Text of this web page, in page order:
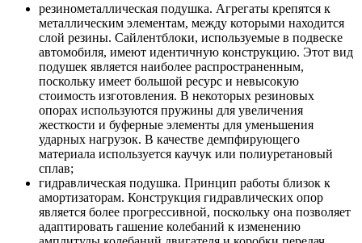
резинометаллическая подушка. Агрегаты крепятся к
металлическим элементам, между которыми находится
слой резины. Сайлентблоки, используемые в подвеске
автомобиля, имеют идентичную конструкцию. Этот вид
подушек является наиболее распространенным,
поскольку имеет большой ресурс и невысокую
стоимость изготовления. В некоторых резиновых
опорах используются пружины для увеличения
жесткости и буферные элементы для уменьшения
ударных нагрузок. В качестве демпфирующего
материала используется каучук или полиуретановый
сплав;
гидравлическая подушка. Принцип работы близок к
амортизаторам. Конструкция гидравлических опор
является более прогрессивной, поскольку она позволяет
адаптировать гашение колебаний к изменению